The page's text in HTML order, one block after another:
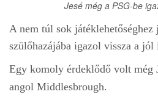
Jesé még a PSG-be
A nem túl sok játéklehetőséghez
szülőhazájába igazol vissza a
Egy komoly érdeklődő volt még
angol Middlesbrough.